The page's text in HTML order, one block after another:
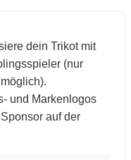
dein Trikot mit
(nur
und Markenlogos
auf der